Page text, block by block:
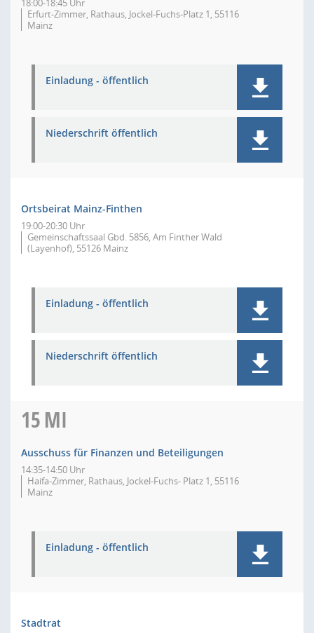
18:00-18:45 Uhr
Erfurt-Zimmer, Rathaus, Jockel-Fuchs-Platz 1, 55116
Mainz
Einladung - öffentlich
Niederschrift öffentlich
Ortsbeirat Mainz-Finthen
19:00-20:30 Uhr
Gemeinschaftssaal Gbd. 5856, Am Finther Wald
(Layenhof), 55126 Mainz
Einladung - öffentlich
Niederschrift öffentlich
15MI
Ausschuss für Finanzen und Beteiligungen
14:35-14:50 Uhr
Haifa-Zimmer, Rathaus, Jockel-Fuchs- Platz 1, 55116
Mainz
Einladung - öffentlich
Stadtrat